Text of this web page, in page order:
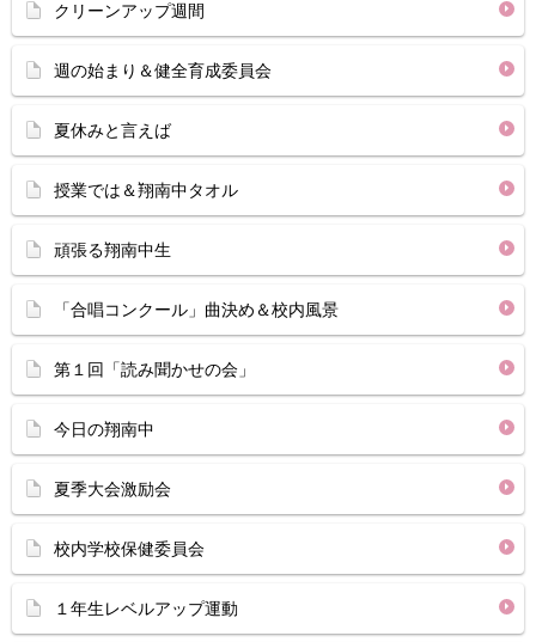
クリーンアップ週間
週の始まり＆健全育成委員会
夏休みと言えば
授業では＆翔南中タオル
頑張る翔南中生
「合唱コンクール」曲決め＆校内風景
第１回「読み聞かせの会」
今日の翔南中
夏季大会激励会
校内学校保健委員会
１年生レベルアップ運動